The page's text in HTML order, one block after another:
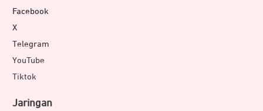
Facebook
X
Telegram
YouTube
Tiktok
Jaringan